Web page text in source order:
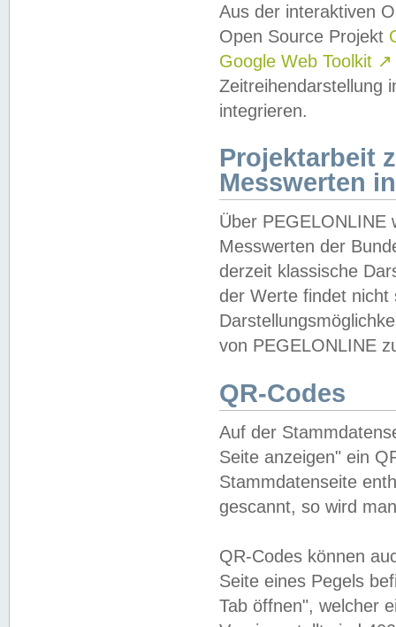
Aus der interaktiven
Open Source Projekt
Google Web Toolkit ↗
Zeitreihendarstellung
integrieren.
Projektarbeit
Messwerten
Über PEGELONLINE
Messwerten der
derzeit klassische
der Werte findet
von PEGELONLINE
QR-Codes
Auf der
Seite anzeigen" ein
Stammdatenseite
gescannt, so wird
QR-Codes können
Seite eines Pegels
Tab öffnen", welcher